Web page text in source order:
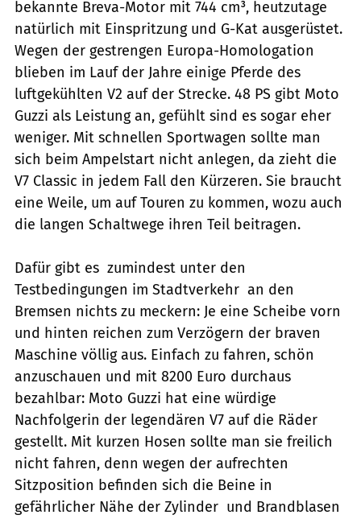
bekannte Breva-Motor mit 744 cm³, heutzutage
natürlich mit Einspritzung und G-Kat ausgerüstet.
Wegen der gestrengen Europa-Homologation
blieben im Lauf der Jahre einige Pferde des
luftgekühlten V2 auf der Strecke. 48 PS gibt Moto
Guzzi als Leistung an, gefühlt sind es sogar eher
weniger. Mit schnellen Sportwagen sollte man
sich beim Ampelstart nicht anlegen, da zieht die
V7 Classic in jedem Fall den Kürzeren. Sie braucht
eine Weile, um auf Touren zu kommen, wozu auch
die langen Schaltwege ihren Teil beitragen.
Dafür gibt es  zumindest unter den
Testbedingungen im Stadtverkehr  an den
Bremsen nichts zu meckern: Je eine Scheibe vorn
und hinten reichen zum Verzögern der braven
Maschine völlig aus. Einfach zu fahren, schön
anzuschauen und mit 8200 Euro durchaus
bezahlbar: Moto Guzzi hat eine würdige
Nachfolgerin der legendären V7 auf die Räder
gestellt. Mit kurzen Hosen sollte man sie freilich
nicht fahren, denn wegen der aufrechten
Sitzposition befinden sich die Beine in
gefährlicher Nähe der Zylinder  und Brandblasen